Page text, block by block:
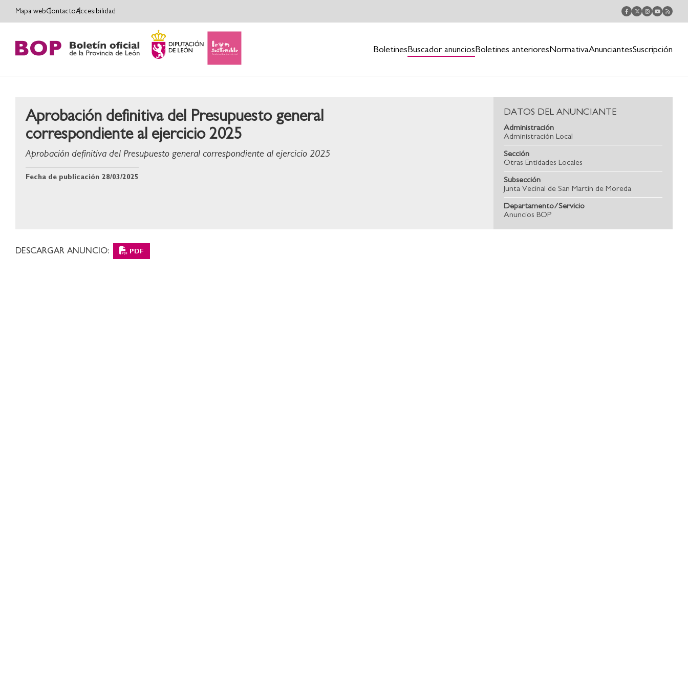
Mapa webContactoAccesibilidad
Boletines Buscador anuncios Boletines anteriores NormativaAnunciantesSuscripción
Aprobación definitiva del Presupuesto general
correspondiente al ejercicio 2025
Aprobación definitiva del Presupuesto general correspondiente al ejercicio 2025
Fecha de publicación 28/03/2025
DATOS DEL ANUNCIANTE
Administración
Administración Local
Sección
Otras Entidades Locales
Subsección
Junta Vecinal de San Martín de Moreda
Departamento/Servicio
Anuncios BOP
DESCARGAR ANUNCIO: PDF